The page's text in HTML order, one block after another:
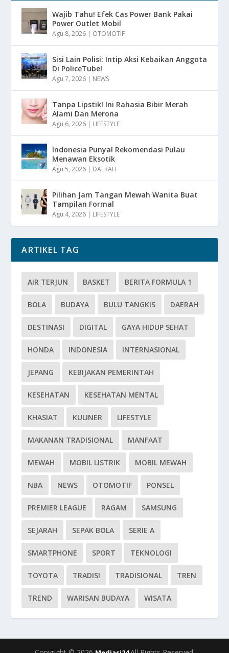
Wajib Tahu! Efek Cas Power Bank Pakai
Power Outlet Mobil
Agu 8, 2026 | OTOMOTIF
Sisi Lain Polisi: Intip Aksi Kebaikan Anggota
Di PoliceTube!
Agu 7, 2026 | NEWS
Tanpa Lipstik! Ini Rahasia Bibir Merah
Alami Dan Merona
Agu 6, 2026 | LIFESTYLE
Indonesia Punya! Rekomendasi Pulau
Menawan Eksotik
Agu 5, 2026 | DAERAH
Pilihan Jam Tangan Mewah Wanita Buat
Tampilan Formal
Agu 4, 2026 | LIFESTYLE
ARTIKEL TAG
AIR TERJUN BASKET BERITA FORMULA 1
BOLA BUDAYA BULU TANGKIS DAERAH
DESTINASI DIGITAL GAYA HIDUP SEHAT
HONDA INDONESIA INTERNASIONAL
JEPANG KEBIJAKAN PEMERINTAH
KESEHATAN KESEHATAN MENTAL
KHASIAT KULINER LIFESTYLE
MAKANAN TRADISIONAL MANFAAT
MEWAH MOBIL LISTRIK MOBIL MEWAH
NBA NEWS OTOMOTIF PONSEL
PREMIER LEAGUE RAGAM SAMSUNG
SEJARAH SEPAK BOLA SERIE A
SMARTPHONE SPORT TEKNOLOGI
TOYOTA TRADISI TRADISIONAL TREN
TREND WARISAN BUDAYA WISATA